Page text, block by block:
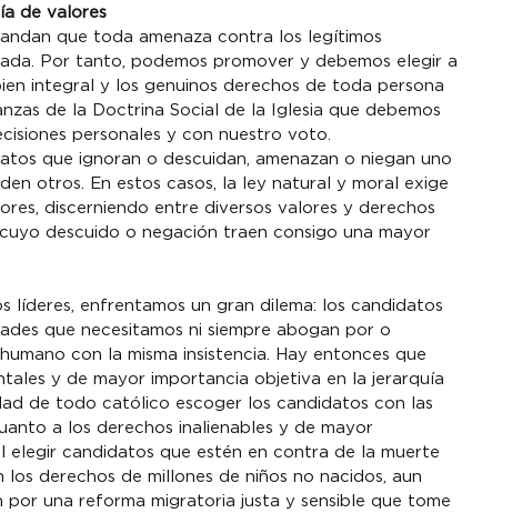
de valores
que toda amenaza contra los legítimos
Por tanto, podemos promover y debemos elegir a
integral y los genuinos derechos de toda persona
de la Doctrina Social de la Iglesia que debemos
personales y con nuestro voto.
que ignoran o descuidan, amenazan o niegan uno
otros. En estos casos, la ley natural y moral exige
discerniendo entre diversos valores y derechos
descuido o negación traen consigo una mayor
líderes, enfrentamos un gran dilema: los candidatos
que necesitamos ni siempre abogan por o
con la misma insistencia. Hay entonces que
y de mayor importancia objetiva en la jerarquía
de todo católico escoger los candidatos con las
a los derechos inalienables y de mayor
elegir candidatos que estén en contra de la muerte
derechos de millones de niños no nacidos, aun
una reforma migratoria justa y sensible que tome